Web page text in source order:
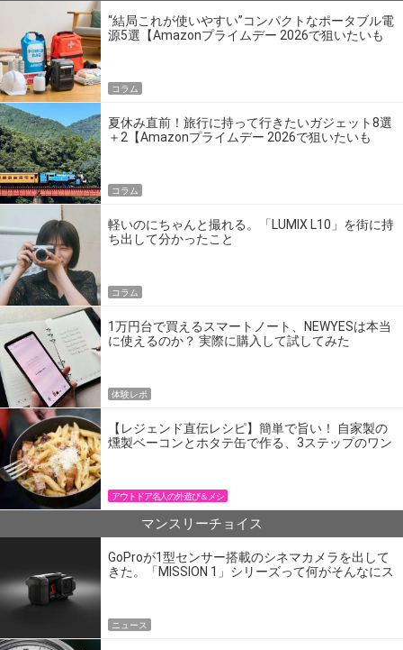
“結局これが使いやすい”コンパクトなポータブル電
源5選【Amazonプライムデー 2026で狙いたいも
コラム
夏休み直前！旅行に持って行きたいガジェット8選
＋2【Amazonプライムデー 2026で狙いたいも
コラム
軽いのにちゃんと撮れる。「LUMIX L10」を街に持
ち出して分かったこと
コラム
1万円台で買えるスマートノート、NEWYESは本当
に使えるのか？ 実際に購入して試してみた
体験レポ
【レジェンド直伝レシピ】簡単で旨い！ 自家製の
燻製ベーコンとホタテ缶で作る、3ステップのワン
アウトドア名人の外遊び＆メシ
マンスリーチョイス
GoProが1型センサー搭載のシネマカメラを出して
きた。「MISSION 1」シリーズって何がそんなにス
ニュース